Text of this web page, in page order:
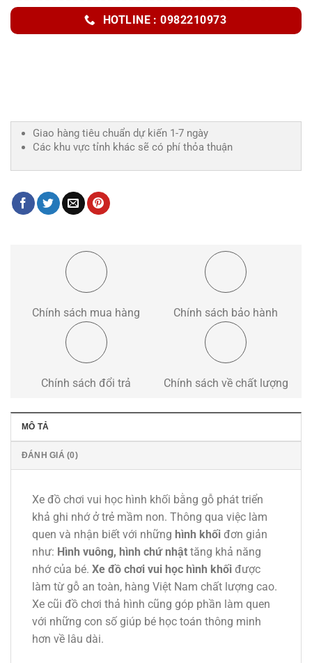
HOTLINE : 0982210973
Giao hàng tiêu chuẩn dự kiến 1-7 ngày
Các khu vực tỉnh khác sẽ có phí thỏa thuận
Chính sách mua hàng Chính sách bảo hành
Chính sách đổi trả Chính sách về chất lượng
MÔ TẢ
ĐÁNH GIÁ (0)
Xe đồ chơi vui học hình khối bằng gỗ phát triển
khả ghi nhớ ở trẻ mầm non. Thông qua việc làm
quen và nhận biết với những hình khối đơn giản
như: Hình vuông, hình chứ nhật tăng khả năng
nhớ của bé. Xe đồ chơi vui học hình khối được
làm từ gỗ an toàn, hàng Việt Nam chất lượng cao.
Xe cũi đồ chơi thả hình cũng góp phần làm quen
với những con số giúp bé học toán thông minh
hơn về lâu dài.